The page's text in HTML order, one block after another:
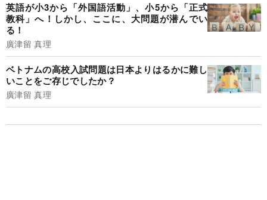
英語が小3から「外国語活動」、小5から「正式
教科」へ！しかし、ここに、大問題が潜んでい
る！
廣津留 真理
ベトナムの高校入試問題は日本よりはるかに難し
いことをご存じでしたか？
廣津留 真理